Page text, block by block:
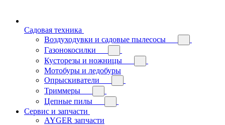
Садовая техника
Воздуходувки и садовые пылесосы
Газонокосилки
Кусторезы и ножницы
Мотобуры и ледобуры
Опрыскиватели
Триммеры
Цепные пилы
Сервис и запчасти
AYGER запчасти